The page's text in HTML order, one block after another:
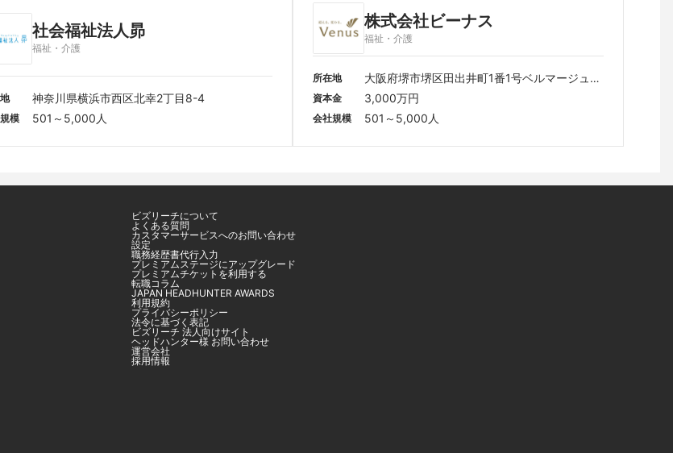
社会福祉法人昴
福祉・介護
神奈川県横浜市西区北幸2丁目8-4
模 501～5,000人
株式会社ビーナス
福祉・介護
所在地
大阪府堺市堺区田出井町1番1号ベルマージュ堺
2階
資本金 3,000万円
会社規模 501～5,000人
ビズリーチについて
よくある質問
カスタマーサービスへのお問い合わせ
設定
職務経歴書代行入力
プレミアムステージにアップグレード
プレミアムチケットを利用する
転職コラム
JAPAN HEADHUNTER AWARDS
利用規約
プライバシーポリシー
法令に基づく表記
ビズリーチ 法人向けサイト
ヘッドハンター様 お問い合わせ
運営会社
採用情報